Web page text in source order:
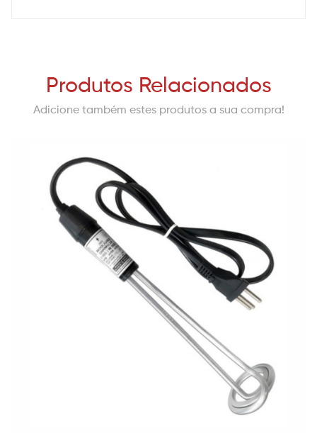
Produtos Relacionados
Adicione também estes produtos a sua compra!